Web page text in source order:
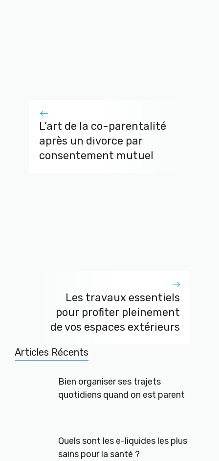
L’art de la co-parentalité
après un divorce par
consentement mutuel
Les travaux essentiels
pour profiter pleinement
de vos espaces extérieurs
Articles Récents
Bien organiser ses trajets
quotidiens quand on est parent
Quels sont les e-liquides les plus
sains pour la santé ?